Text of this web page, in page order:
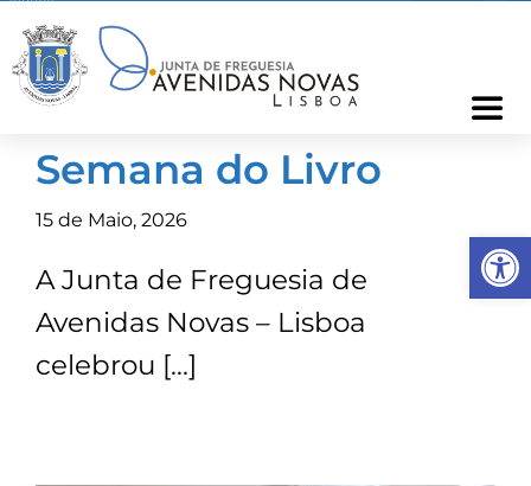
content
Freguesia
Informações
Semana do Livro
15 de Maio, 2026
A Junta de Freguesia de
Avenidas Novas – Lisboa
celebrou […]